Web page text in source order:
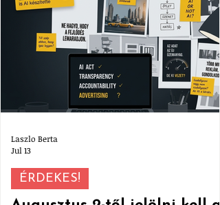
ÉRDEKES!
Laszlo Berta
Jul 13